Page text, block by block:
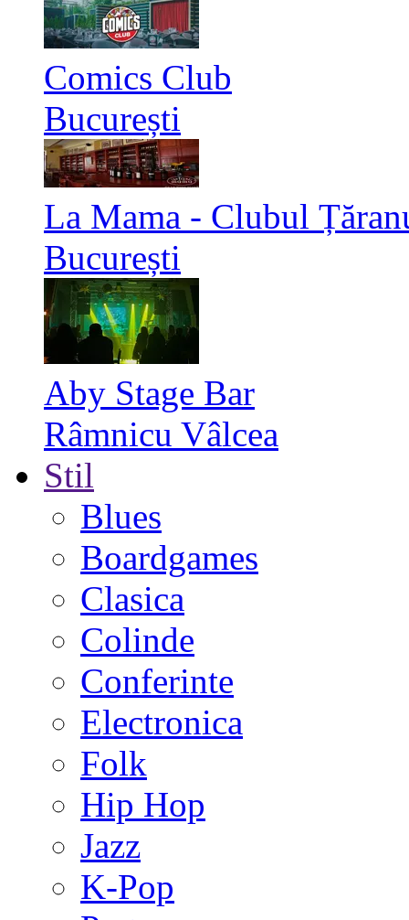
Comics Club
București
La Mama - Clubul
București
Aby Stage Bar
Râmnicu Vâlcea
Stil
Blues
Boardgames
Clasica
Colinde
Conferinte
Electronica
Folk
Hip Hop
Jazz
K-Pop